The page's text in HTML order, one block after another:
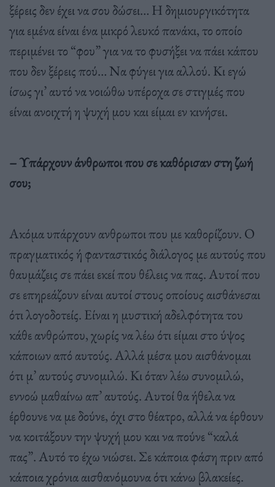
ξέρεις δεν έχει να σου δώσει… Η δηµιουργικότητα
για εµένα είναι ένα µικρό λευκό πανάκι, το οποίο
περιµένει το “φου” για να το φυσήξει να πάει κάπου
που δεν ξέρεις πού… Να φύγει για αλλού. Κι εγώ
ίσως γι’ αυτό να νοιώθω υπέροχα σε στιγµές που
είναι ανοιχτή η ψυχή µου και είµαι εν κινήσει.
– Υπάρχουν άνθρωποι που σε καθόρισαν στη ζωή
σου;
Ακόµα υπάρχουν ανθρωποι που µε καθορίζουν. Ο
πραγµατικός ή φανταστικός διάλογος µε αυτούς που
θαυµάζεις σε πάει εκεί που θέλεις να πας. Αυτοί που
σε επηρεάζουν είναι αυτοί στους οποίους αισθάνεσαι
ότι λογοδοτείς. Είναι η µυστική αδελφότητα του
κάθε ανθρώπου, χωρίς να λέω ότι είµαι στο ύψος
κάποιων από αυτούς. Αλλά µέσα µου αισθάνοµαι
ότι µ’ αυτούς συνοµιλώ. Κι όταν λέω συνοµιλώ,
εννοώ µαθαίνω απ’ αυτούς. Αυτοί θα ήθελα να
έρθουνε να µε δούνε, όχι στο θέατρο, αλλά να έρθουν
να κοιτάξουν την ψυχή µου και να πούνε “καλά
πας”. Αυτό το έχω νιώσει. Σε κάποια φάση πριν από
κάποια χρόνια αισθανόµουνα ότι κάνω βλακείες.